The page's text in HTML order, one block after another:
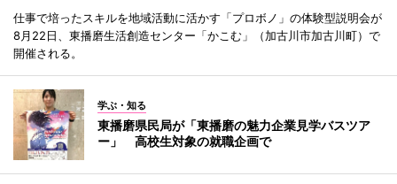
仕事で培ったスキルを地域活動に活かす「プロボノ」の体験型説明会が
8月22日、東播磨生活創造センター「かこむ」（加古川市加古川町）で
開催される。
学ぶ・知る
東播磨県民局が「東播磨の魅力企業見学バスツア
ー」 高校生対象の就職企画で